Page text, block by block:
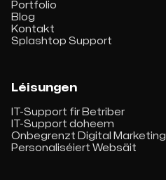
Portfolio
Blog
Kontakt
Splashtop Support
Léisungen
IT-Support fir Betriber
IT-Support doheem
Onbegrenzt Digital Marketing
Personaliséiert Websäit